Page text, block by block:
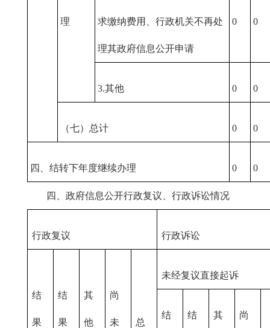
理 求缴纳费用、行政机关不再处
理其政府信息公开申请
0 0
3.其他 0 0
（七）总计 0 0
四、结转下年度继续办理 0 0
四、政府信息公开行政复议、行政诉讼情况
行政复议 行政诉讼
结
果
结
果
其
他
尚
未 总
未经复议直接起诉
结 结 其 尚